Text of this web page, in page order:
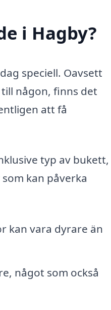
i Hagby?
speciell. Oavsett
någon, finns det
att få
typ av bukett,
kan påverka
kan vara dyrare än
något som också